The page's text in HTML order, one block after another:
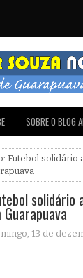
SOBRE O BLOG
Futebol solidário
solidário
13 de